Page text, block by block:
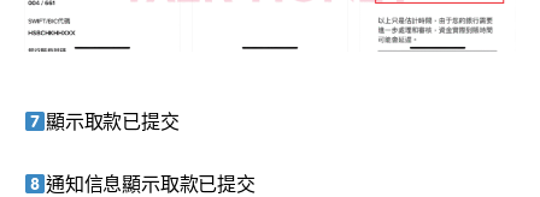
顯示取款已提交
通知信息顯示取款已提交